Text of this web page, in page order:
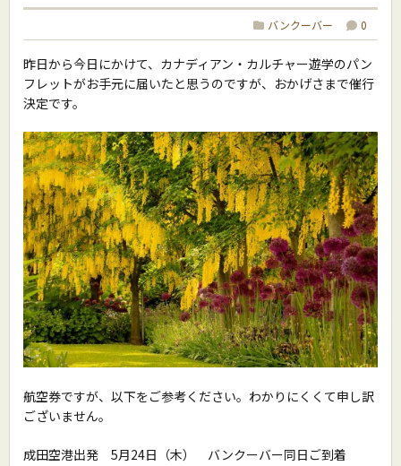
バンクーバー 0
昨日から今日にかけて、カナディアン・カルチャー遊学のパン
フレットがお手元に届いたと思うのですが、おかげさまで催行
決定です。
航空券ですが、以下をご参考ください。わかりにくくて申し訳
ございません。
成田空港出発 5月24日（木） バンクーバー同日ご到着